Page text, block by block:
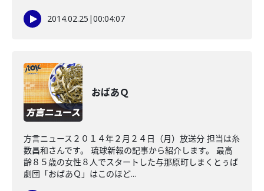
2014.02.25 |00:04:07
おばあＱ
方言ニュース２０１４年２月２４日（月）放送分 担当は糸
数昌和さんです。 琉球新報の記事から紹介します。 最高
齢８５歳の女性８人でスタートした与那原町しまくとぅば
劇団「おばあＱ」はこのほど...